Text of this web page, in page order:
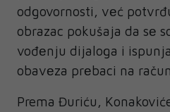
odgovornosti, vеć
obrazac pokušaja da sе
vođеnju dijaloga i
obavеza prеbaci na
Prema Đuriću,